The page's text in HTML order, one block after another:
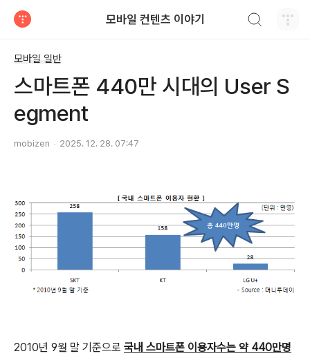
모바일 컨텐츠 이야기
모바일 일반
스마트폰 440만 시대의 User S
egment
mobizen 2025. 12. 28. 07:47
2010년 9월 말 기준으로 국내 스마트폰 이용자수는 약 440만명